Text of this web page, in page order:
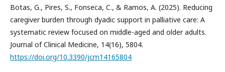
Botas, G., Pires, S., Fonseca, C., & Ramos, A. (2025). Reducing
caregiver burden through dyadic support in palliative care: A
systematic review focused on middle-aged and older adults.
Journal of Clinical Medicine, 14(16), 5804.
https://doi.org/10.3390/jcm14165804